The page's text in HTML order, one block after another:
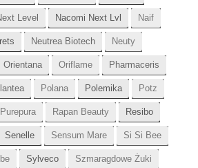
Level Nacomi Next Lvl Naif
Neutrea Biotech Neuty
Orientana Oriflame Pharmaceris
Polana Polemika Potz
Purepura Rapan Beauty Resibo
Senelle Sensum Mare Si Si Bee
Sylveco Szmaragdowe Żuki